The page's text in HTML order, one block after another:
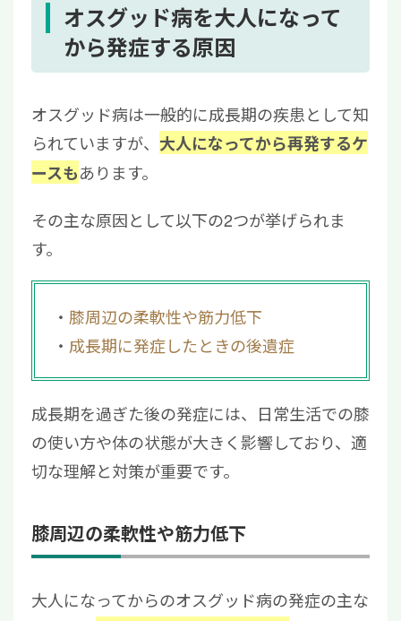
2.5 サポーターを活用する
3 オスグッドシュラッター病を治す方法
3.3再生医療
4オスグッド病を大人になってから発症した方
からよくある質問
ますか？
4.3成長痛とオスグッドの違いは？
オスグッドを大人になってから発症した場合
は適切に対処しよう
オスグッド病を大人になって
から発症する原因
オスグッド病は一般的に成長期の疾患として知
られていますが、 大人になってから再発するケ
ースもあります。
その主な原因として以下の2つが挙げられま
す。
膝周辺の柔軟性や筋力低下
成長期に発症したときの後遺症
成長期を過ぎた後の発症には、日常生活での膝
の使い方や体の状態が大きく影響しており、適
切な理解と対策が重要です。
膝周辺の柔軟性や筋力低下
大人になってからのオスグッド病の発症の主な